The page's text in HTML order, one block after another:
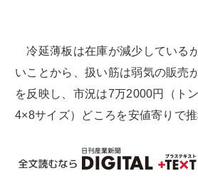
冷延薄板は在庫が減少している
いことから、扱い筋は弱気の販売
を反映し、市況は7万2000円（ト
4×8サイズ）どころを安値寄りで推